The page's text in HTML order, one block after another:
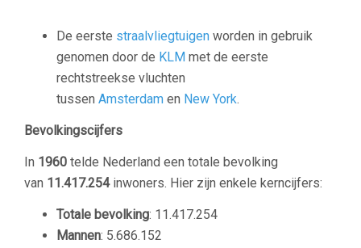
De eerste straalvliegtuigen worden in gebruik
genomen door de KLM met de eerste
rechtstreekse vluchten
tussen Amsterdam en New York.
Bevolkingscijfers
In 1960 telde Nederland een totale bevolking
van 11.417.254inwoners. Hier zijn enkele kerncijfers:
Totale bevolking: 11.417.254
Mannen: 5.686.152